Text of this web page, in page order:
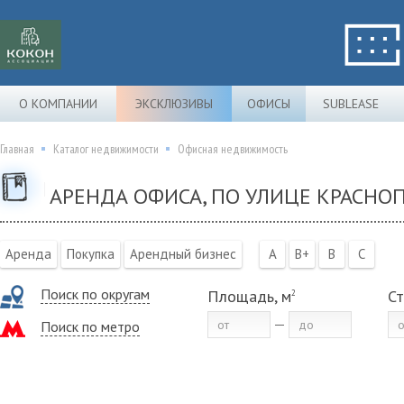
О КОМПАНИИ ЭКСКЛЮЗИВЫ ОФИСЫ SUBLEASE
Главная Каталог недвижимости Офисная недвижимость
АРЕНДА ОФИСА, ПО УЛИЦЕ
Аренда Покупка Арендный бизнес A B+ B C
Поиск по округам
Поиск по метро
Площадь, м2